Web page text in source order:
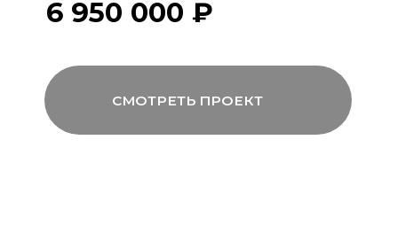
Мы совмещаем скорость модульной
сборки с технологиями капитального
строительства, включая использование
бетона, керамогранита и премиального
инженерного оборудования